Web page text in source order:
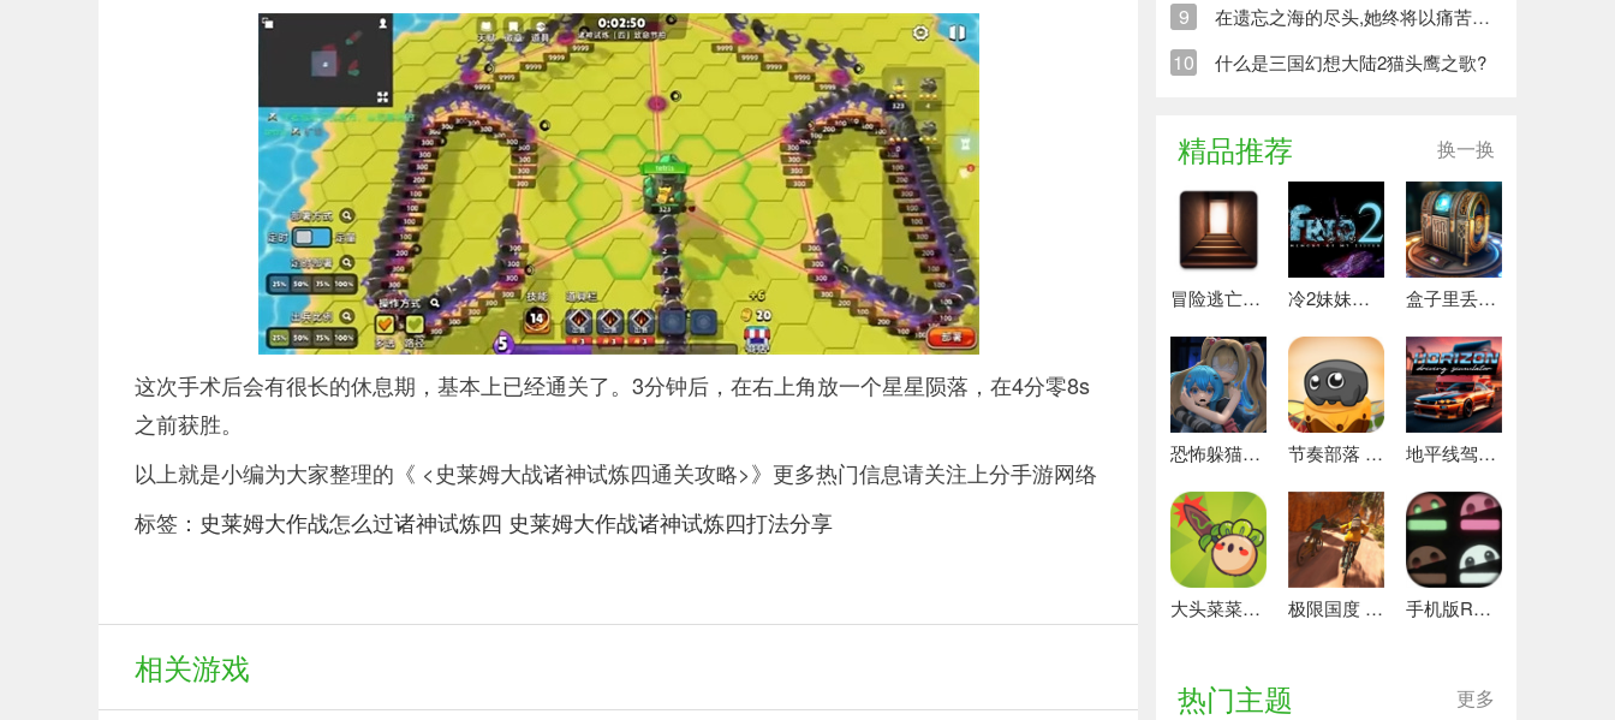
这次手术后会有很长的休息期，基本上已经通关了。3分钟后，在右上角放一个星星陨落，在4分零8s
之前获胜。
以上就是小编为大家整理的《 <史莱姆大战诸神试炼四通关攻略>》更多热门信息请关注上分手游网络
标签： 史莱姆大作战怎么过诸神试炼四 史莱姆大作战诸神试炼四打法分享
相关游戏
9 在遗忘之海的尽头,她终将以痛苦创造新的生命
10 什么是三国幻想大陆2猫头鹰之歌?
精品推荐 换一换
冒险逃亡之谜 推荐 冷2妹妹的记忆 热门下载 盒子里丢失的碎片 安卓下载
恐怖躲猫猫4 最新版 节奏部落 安卓版 地平线驾驶模拟器 最新版
大头菜菜历险记 好玩的 极限国度 最新版 手机版REPO 安卓版
热门主题 更多